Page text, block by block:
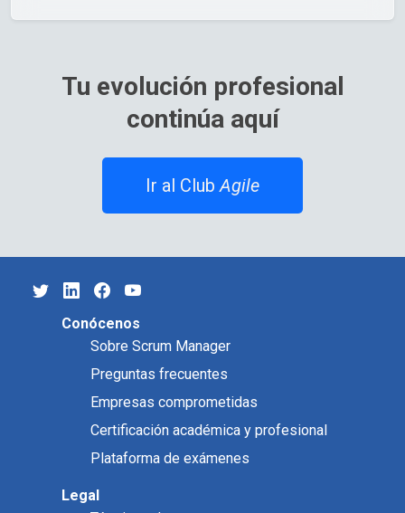
Tu evolución profesional
continúa aquí
Ir al ClubAgile
Conócenos
Sobre Scrum Manager
Preguntas frecuentes
Empresas comprometidas
Certificación académica y profesional
Plataforma de exámenes
Legal